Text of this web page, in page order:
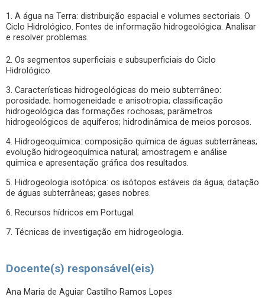
1. A água na Terra: distribuição espacial e volumes sectoriais. O
Ciclo Hidrológico. Fontes de informação hidrogeológica. Analisar
e resolver problemas.
2. Os segmentos superficiais e subsuperficiais do Ciclo
Hidrológico.
3. Características hidrogeológicas do meio subterrâneo:
porosidade; homogeneidade e anisotropia; classificação
hidrogeológica das formações rochosas; parâmetros
hidrogeológicos de aquíferos; hidrodinâmica de meios porosos.
4. Hidrogeoquímica: composição química de águas subterrâneas;
evolução hidrogeoquímica natural; amostragem e análise
química e apresentação gráfica dos resultados.
5. Hidrogeologia isotópica: os isótopos estáveis da água; datação
de águas subterrâneas; gases nobres.
6. Recursos hídricos em Portugal.
7. Técnicas de investigação em hidrogeologia.
Docente(s) responsável(eis)
Ana Maria de Aguiar Castilho Ramos Lopes